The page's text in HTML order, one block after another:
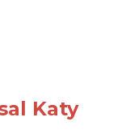
Katy